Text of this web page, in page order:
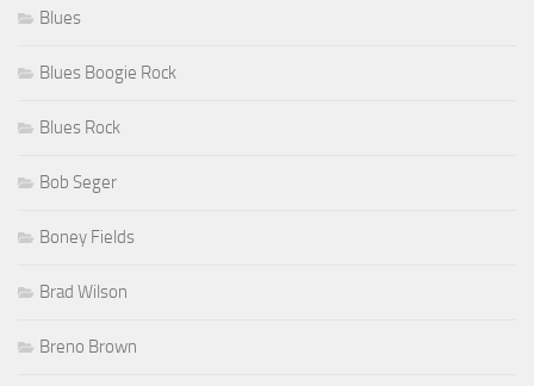
Blues
Blues Boogie Rock
Blues Rock
Bob Seger
Boney Fields
Brad Wilson
Breno Brown